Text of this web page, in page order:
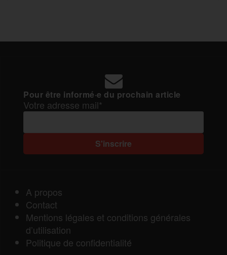
Pour être informé·e du prochain article
Votre adresse mail*
A propos
Contact
Mentions légales et conditions générales
d’utilisation
Politique de confidentialité